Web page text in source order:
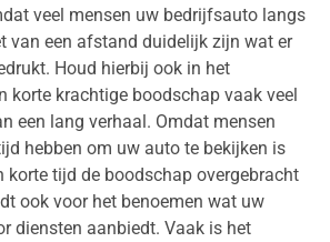
veel mensen uw bedrijfsauto langs
van een afstand duidelijk zijn wat er
Houd hierbij ook in het
korte krachtige boodschap vaak veel
een lang verhaal. Omdat mensen
hebben om uw auto te bekijken is
korte tijd de boodschap overgebracht
ook voor het benoemen wat uw
diensten aanbiedt. Vaak is het